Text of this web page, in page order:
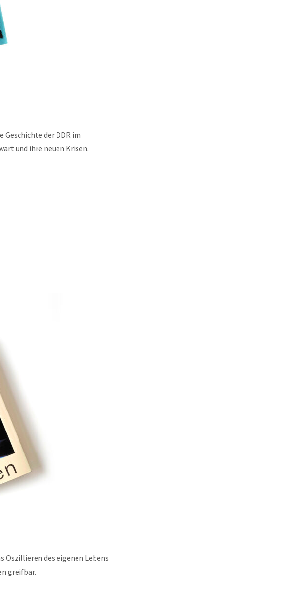
Geschichte der DDR im
und ihre neuen Krisen.
Oszillieren des eigenen Lebens
greifbar.